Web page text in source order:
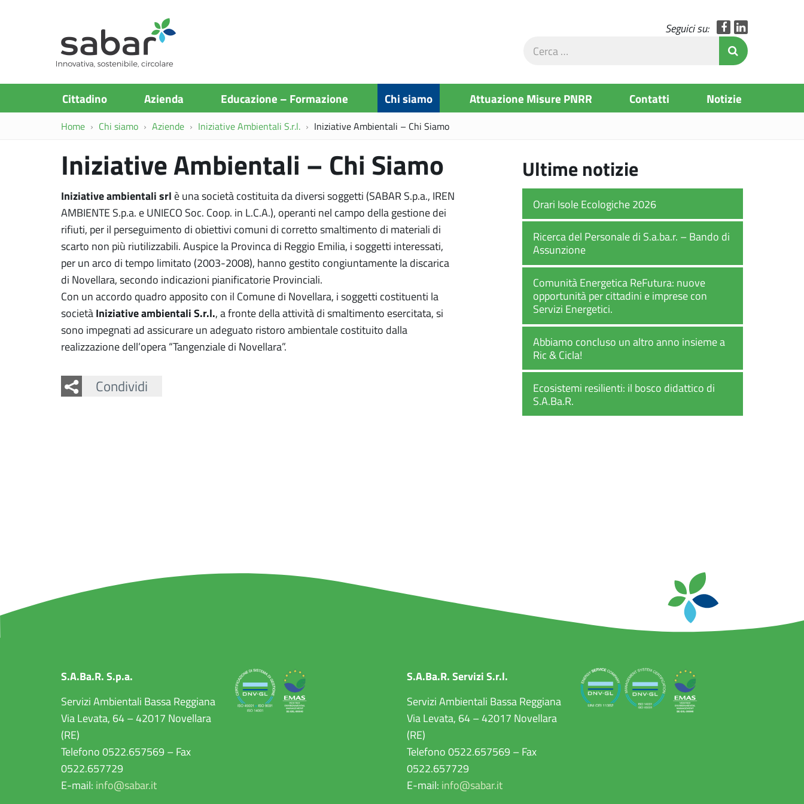
Seguici su: Facebook
Cerca
Invia Ricerca
Cittadino Azienda Educazione – Formazione Chi siamo Attuazione Misure PNRR Contatti Notizie
Home Chi siamo Aziende Iniziative Ambientali S.r.l. Iniziative Ambientali – Chi Siamo
Iniziative Ambientali – Chi Siamo
Iniziative ambientali srl è una società costituita da diversi soggetti (SABAR S.p.a., IREN
AMBIENTE S.p.a. e UNIECO Soc. Coop. in L.C.A.), operanti nel campo della gestione dei
rifiuti, per il perseguimento di obiettivi comuni di corretto smaltimento di materiali di
scarto non più riutilizzabili. Auspice la Provinca di Reggio Emilia, i soggetti interessati,
per un arco di tempo limitato (2003-2008), hanno gestito congiuntamente la discarica
di Novellara, secondo indicazioni pianificatorie Provinciali.
Con un accordo quadro apposito con il Comune di Novellara, i soggetti costituenti la
società Iniziative ambientali S.r.l., a fronte della attività di smaltimento esercitata, si
sono impegnati ad assicurare un adeguato ristoro ambientale costituito dalla
realizzazione dell’opera “Tangenziale di Novellara”.
Condividi
Facebook
Twitter
Ultime notizie
Orari Isole Ecologiche 2026
Ricerca del Personale di S.a.ba.r. – Bando di
Assunzione
Comunità Energetica ReFutura: nuove
opportunità per cittadini e imprese con
Servizi Energetici.
Abbiamo concluso un altro anno insieme a
Ric & Cicla!
Ecosistemi resilienti: il bosco didattico di
S.A.Ba.R.
S.A.Ba.R. S.p.a.
Servizi Ambientali Bassa Reggiana
Via Levata, 64 – 42017 Novellara
(RE)
Telefono 0522.657569 – Fax
0522.657729
E-mail: info@sabar.it
S.A.Ba.R. Servizi S.r.l.
Servizi Ambientali Bassa Reggiana
Via Levata, 64 – 42017 Novellara
(RE)
Telefono 0522.657569 – Fax
0522.657729
E-mail: info@sabar.it